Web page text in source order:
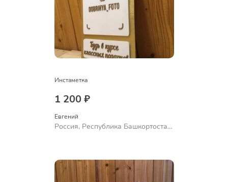
Инстаметка
1 200 ₽
Евгений
Россия, Республика Башкортостан,